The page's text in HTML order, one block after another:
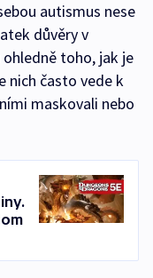
autismus nese
důvěry v
toho, jak je
nich často vede k
maskovali nebo